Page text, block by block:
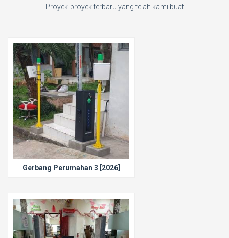
Proyek-proyek terbaru yang telah kami buat
Gerbang Perumahan 3 [2026]